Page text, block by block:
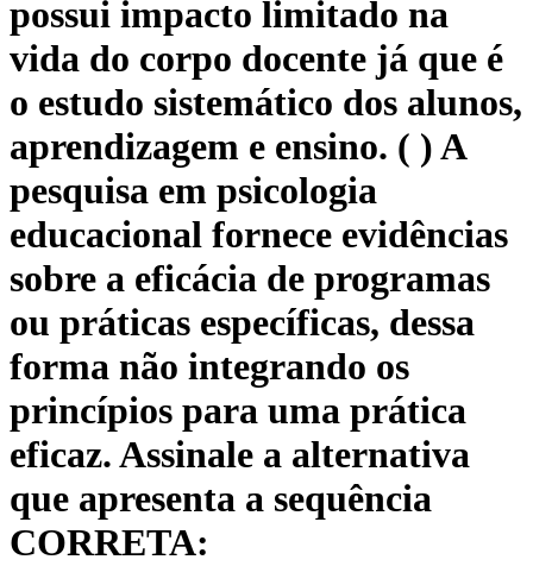
possui impacto limitado na
vida do corpo docente já que é
o estudo sistemático dos alunos,
aprendizagem e ensino. ( ) A
pesquisa em psicologia
educacional fornece evidências
sobre a eficácia de programas
ou práticas específicas, dessa
forma não integrando os
princípios para uma prática
eficaz. Assinale a alternativa
que apresenta a sequência
CORRETA: